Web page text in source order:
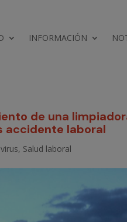
INFORMACIÓN
de una
accidente laboral
, Salud laboral